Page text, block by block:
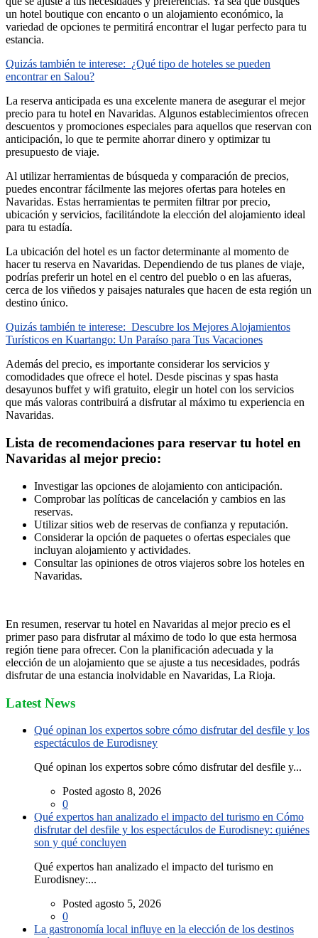
un hotel boutique con encanto o un alojamiento económico, la
variedad de opciones te permitirá encontrar el lugar perfecto para tu
estancia.
Quizás también te interese: ¿Qué tipo de hoteles se pueden
encontrar en Salou?
La reserva anticipada es una excelente manera de asegurar el mejor
precio para tu hotel en Navaridas. Algunos establecimientos ofrecen
descuentos y promociones especiales para aquellos que reservan con
anticipación, lo que te permite ahorrar dinero y optimizar tu
presupuesto de viaje.
Al utilizar herramientas de búsqueda y comparación de precios,
puedes encontrar fácilmente las mejores ofertas para hoteles en
Navaridas. Estas herramientas te permiten filtrar por precio,
ubicación y servicios, facilitándote la elección del alojamiento ideal
para tu estadía.
La ubicación del hotel es un factor determinante al momento de
hacer tu reserva en Navaridas. Dependiendo de tus planes de viaje,
podrías preferir un hotel en el centro del pueblo o en las afueras,
cerca de los viñedos y paisajes naturales que hacen de esta región un
destino único.
Quizás también te interese: Descubre los Mejores Alojamientos
Turísticos en Kuartango: Un Paraíso para Tus Vacaciones
Además del precio, es importante considerar los servicios y
comodidades que ofrece el hotel. Desde piscinas y spas hasta
desayunos buffet y wifi gratuito, elegir un hotel con los servicios
que más valoras contribuirá a disfrutar al máximo tu experiencia en
Navaridas.
Lista de recomendaciones para reservar tu hotel en
Navaridas al mejor precio:
Investigar las opciones de alojamiento con anticipación.
Comprobar las políticas de cancelación y cambios en las
reservas.
Utilizar sitios web de reservas de confianza y reputación.
Considerar la opción de paquetes o ofertas especiales que
incluyan alojamiento y actividades.
Consultar las opiniones de otros viajeros sobre los hoteles en
Navaridas.
En resumen, reservar tu hotel en Navaridas al mejor precio es el
primer paso para disfrutar al máximo de todo lo que esta hermosa
región tiene para ofrecer. Con la planificación adecuada y la
elección de un alojamiento que se ajuste a tus necesidades, podrás
disfrutar de una estancia inolvidable en Navaridas, La Rioja.
Latest News
Qué opinan los expertos sobre cómo disfrutar del desfile y los
espectáculos de Eurodisney
Qué opinan los expertos sobre cómo disfrutar del desfile y...
Posted agosto 8, 2026
0
Qué expertos han analizado el impacto del turismo en Cómo
disfrutar del desfile y los espectáculos de Eurodisney: quiénes
son y qué concluyen
Qué expertos han analizado el impacto del turismo en
Eurodisney:...
Posted agosto 5, 2026
0
La gastronomía local influye en la elección de los destinos